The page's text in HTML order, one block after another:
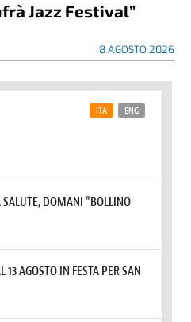
Jazz Festival”
8 AGOSTO 2026